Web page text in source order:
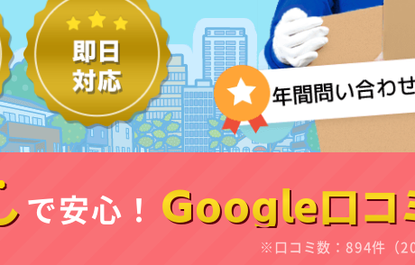
で安心！ Google口
※口コミ数：894件（